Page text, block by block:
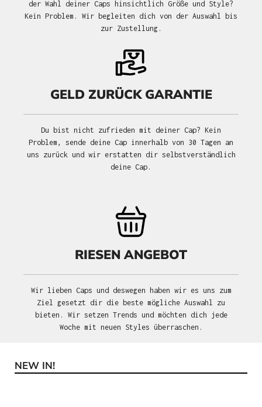
der Wahl deiner Caps hinsichtlich Größe und Style?
Kein Problem. Wir begleiten dich von der Auswahl bis
zur Zustellung.
GELD ZURÜCK GARANTIE
Du bist nicht zufrieden mit deiner Cap? Kein
Problem, sende deine Cap innerhalb von 30 Tagen an
uns zurück und wir erstatten dir selbstverständlich
deine Cap.
RIESEN ANGEBOT
Wir lieben Caps und deswegen haben wir es uns zum
Ziel gesetzt dir die beste mögliche Auswahl zu
bieten. Wir setzen Trends und möchten dich jede
Woche mit neuen Styles überraschen.
Produktgalerie überspringen
NEW IN!